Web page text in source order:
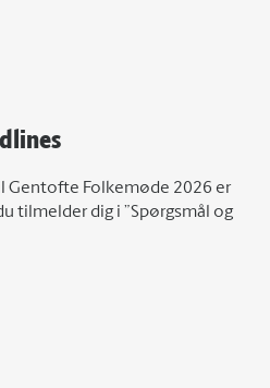
Gentofte Folkemøde 2026 er
tilmelder dig i ”Spørgsmål og